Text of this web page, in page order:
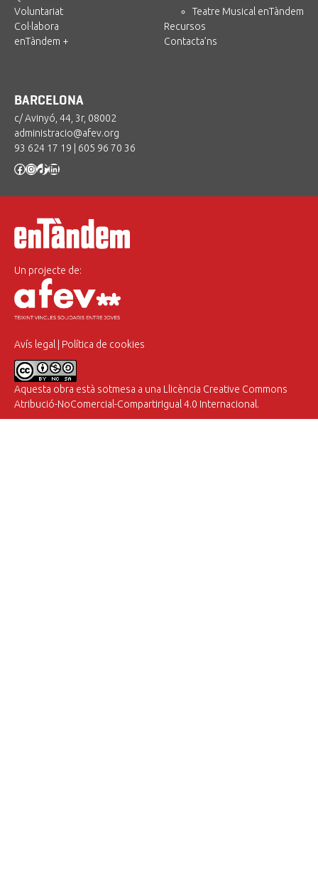
Voluntariat
Col·labora
enTàndem +
Teatre Musical enTàndem
Recursos
Contacta’ns
BARCELONA
c/ Avinyó, 44, 3r, 08002
administracio@afev.org
93 624 17 19
605 96 70 36
Facebook
Instagram
TikTok
LinkedIn
Un projecte de:
Avís legal Política de cookies
Aquesta obra està sotmesa a una Llicència Creative Commons
Atribució-NoComercial-CompartirIgual 4.0 Internacional.